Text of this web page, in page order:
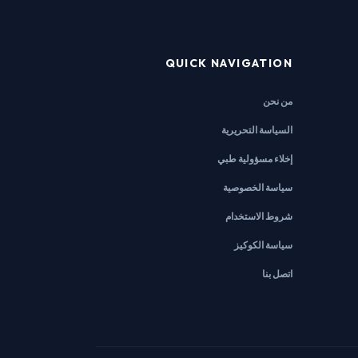
QUICK NAVIGATION
من نحن
السياسة التحريرية
إخلاء مسؤولية طبي
سياسة الخصوصية
شروط الاستخدام
سياسة الكوكيز
اتصل بنا